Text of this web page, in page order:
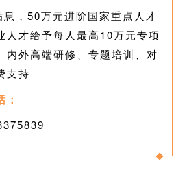
，50万元进阶国家重点人才
人才给予每人最高10万元专项
内外高端研修、专题培训、对
支持